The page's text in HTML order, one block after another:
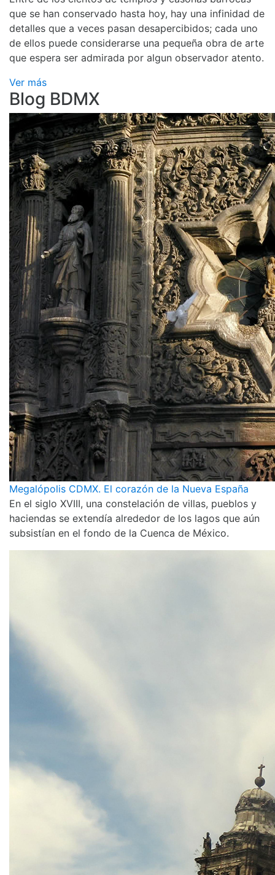
que se han conservado hasta hoy, hay una infinidad de
detalles que a veces pasan desapercibidos; cada uno
de ellos puede considerarse una pequeña obra de arte
que espera ser admirada por algun observador atento.
Ver más
Blog BDMX
Megalópolis CDMX. El corazón de la Nueva España
En el siglo XVIII, una constelación de villas, pueblos y
haciendas se extendía alrededor de los lagos que aún
subsistían en el fondo de la Cuenca de México.